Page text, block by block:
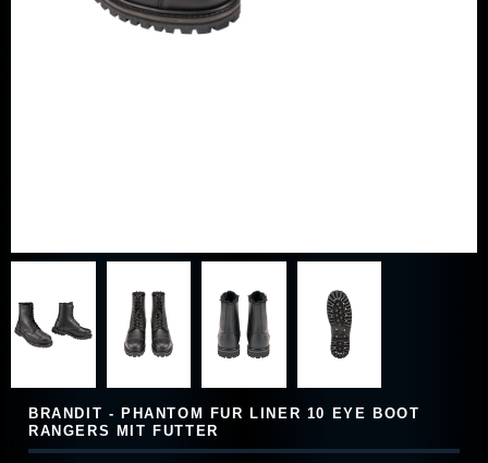
BRANDIT - PHANTOM FUR LINER 10 EYE BOOT
RANGERS MIT FUTTER